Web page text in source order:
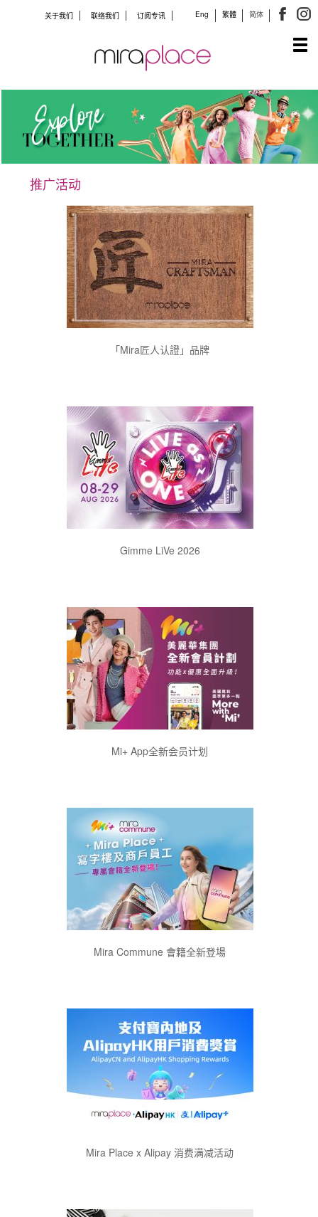
Eng 繁體 简体
关于我们 联络我们 订阅专讯
推广活动
「Mira匠人认證」品牌
Gimme LiVe 2026
Mi+ App全新会员计划
Mira Commune 會籍全新登場
Mira Place x Alipay 消费满减活动